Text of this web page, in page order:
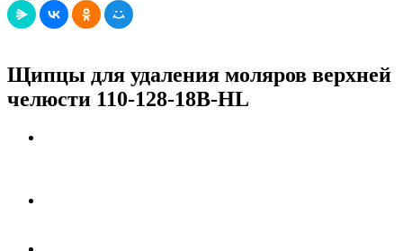
Щипцы для удаления моляров верхней
челюсти 110-128-18B-HL